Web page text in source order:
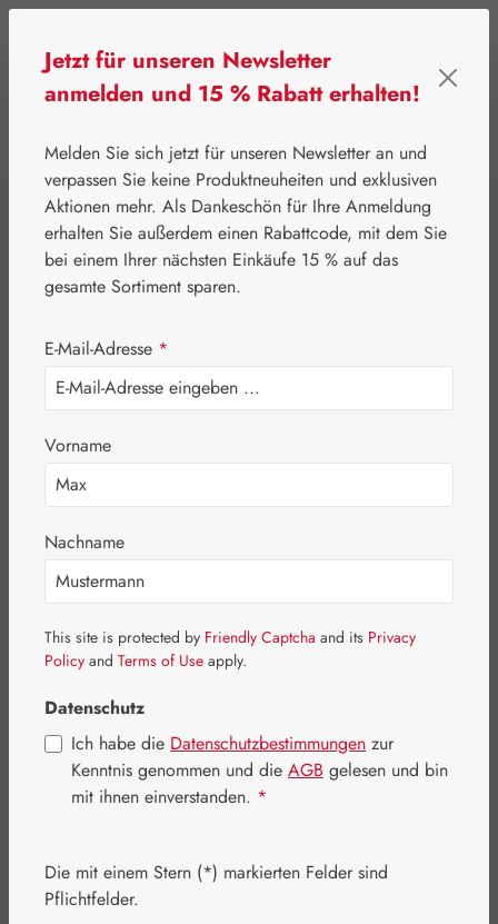
⌂ Gall Pharma Coenzym Q-10
Q-10 15 mg GPH
Kapseln
Bildergalerie überspringen
Regulärer Preis:
85,80 €
Inhalt:0.087 Kilogramm
Jetzt für unseren Newsletter
anmelden und 15 % Rabatt erhalten!
Melden Sie sich jetzt für unseren Newsletter an und
verpassen Sie keine Produktneuheiten und exklusiven
Aktionen mehr. Als Dankeschön für Ihre Anmeldung
erhalten Sie außerdem einen Rabattcode, mit dem Sie
bei einem Ihrer nächsten Einkäufe 15 % auf das
gesamte Sortiment sparen.
E-Mail-Adresse *
Vorname
Nachname
This site is protected by Friendly Captcha and its Privacy
Policy and Terms of Use apply.
Datenschutz
Ich habe die Datenschutzbestimmungen zur
Kenntnis genommen und die AGB gelesen und bin
mit ihnen einverstanden. *
Die mit einem Stern (*) markierten Felder sind
Pflichtfelder.